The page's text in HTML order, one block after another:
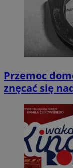
Przemoc
znęcać się